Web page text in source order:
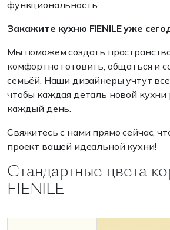
функциональность.
Закажите кухню FIENILE уже
Мы поможем создать
комфортно готовить, общаться и
семьёй. Наши дизайнеры учтут
чтобы каждая деталь новой кухни
каждый день.
Свяжитесь с нами прямо сейчас,
проект вашей идеальной кухни!
Стандартные цвета
FIENILE